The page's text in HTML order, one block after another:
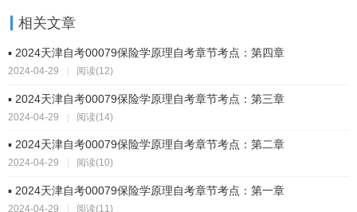
相关文章
▪ 2024天津自考00079保险学原理自考章节考点：第四章
2024-04-29 | 阅读(12)
▪ 2024天津自考00079保险学原理自考章节考点：第三章
2024-04-29 | 阅读(14)
▪ 2024天津自考00079保险学原理自考章节考点：第二章
2024-04-29 阅读(10)
▪ 2024天津自考00079保险学原理自考章节考点：第一章
2024-04-29 | 阅读(11)